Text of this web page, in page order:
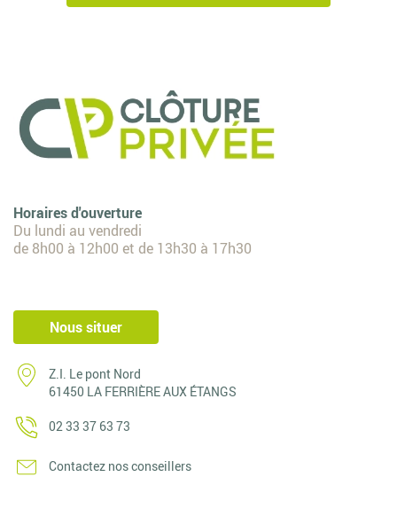
Horaires d'ouverture
Du lundi au vendredi
de 8h00 à 12h00 et de 13h30 à 17h30
Nous situer
Z.I. Le pont Nord
61450 LA FERRIÈRE AUX ÉTANGS
02 33 37 63 73
Contactez nos conseillers